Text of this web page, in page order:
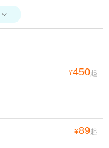

¥450起
¥89起